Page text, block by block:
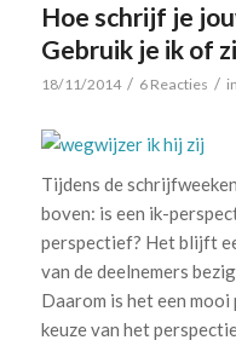
Hoe schrijf je
Gebruik je ik of
18/11/2014 / 6 Reacties / in
Tijdens de
boven: is een ik-
perspectief? Het blijft
van de deelnemers
Daarom is het een
keuze van het